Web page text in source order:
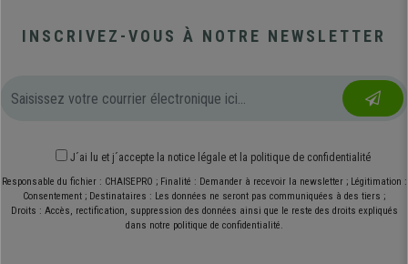
INSCRIVEZ-VOUS À NOTRE NEWSLETTER
J´ai lu et j´accepte la notice légale et la politique de confidentialité
Responsable du fichier : CHAISEPRO ; Finalité : Demander à recevoir la newsletter ; Légitimation :
Consentement ; Destinataires : Les données ne seront pas communiquées à des tiers ;
Droits : Accès, rectification, suppression des données ainsi que le reste des droits expliqués
dans notre politique de confidentialité.